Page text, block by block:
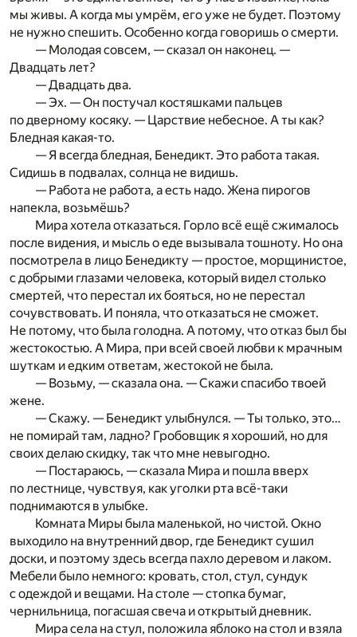
мы живы. А когда мы умрём, его уже не будет. Поэтому
не нужно спешить. Особенно когда говоришь о смерти.
— Молодая совсем, — сказал он наконец. —
Двадцать лет?
— Двадцать два.
— Эх. — Он постучал костяшками пальцев
по дверному косяку. — Царствие небесное. А ты как?
Бледная какая-то.
— Я всегда бледная, Бенедикт. Это работа такая.
Сидишь в подвалах, солнца не видишь.
— Работа не работа, а есть надо. Жена пирогов
напекла, возьмёшь?
Мира хотела отказаться. Горло всё ещё сжималось
после видения, и мысль о еде вызывала тошноту. Но она
посмотрела в лицо Бенедикту — простое, морщинистое,
с добрыми глазами человека, который видел столько
смертей, что перестал их бояться, но не перестал
сочувствовать. И поняла, что отказаться не сможет.
Не потому, что была голодна. А потому, что отказ был бы
жестокостью. А Мира, при всей своей любви к мрачным
шуткам и едким ответам, жестокой не была.
— Возьму, — сказала она. — Скажи спасибо твоей
жене.
— Скажу. — Бенедикт улыбнулся. — Ты только, это…
не помирай там, ладно? Гробовщик я хороший, но для
своих делаю скидку, так что мне невыгодно.
— Постараюсь, — сказала Мира и пошла вверх
по лестнице, чувствуя, как уголки рта всё-таки
поднимаются в улыбке.
Комната Миры была маленькой, но чистой. Окно
выходило на внутренний двор, где Бенедикт сушил
доски, и поэтому здесь всегда пахло деревом и лаком.
Мебели было немного: кровать, стол, стул, сундук
с одеждой и вещами. На столе — стопка бумаг,
чернильница, погасшая свеча и открытый дневник.
Мира села на стул, положила яблоко на стол и взяла